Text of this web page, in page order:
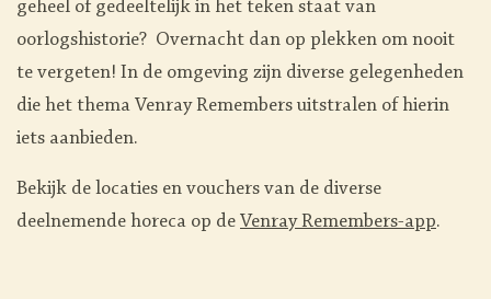
geheel of gedeeltelijk in het teken staat van
oorlogshistorie? Overnacht dan op plekken om nooit
te vergeten! In de omgeving zijn diverse gelegenheden
die het thema Venray Remembers uitstralen of hierin
iets aanbieden.
Bekijk de locaties en vouchers van de diverse
deelnemende horeca op de Venray Remembers-app.